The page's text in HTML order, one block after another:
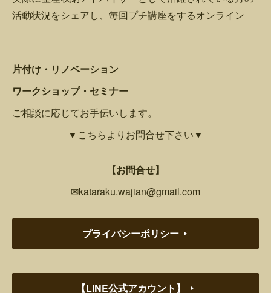
活動状況をシェアし、毎回プチ講座をするオンライン
片付け・リノベーション
ワークショップ・セミナー
ご相談に応じてお手伝いします。
▼こちらよりお問合せ下さい▼
【お問合せ】
✉kataraku.wajian@gmail.com
プライバシーポリシー
【LINE公式アカウント】